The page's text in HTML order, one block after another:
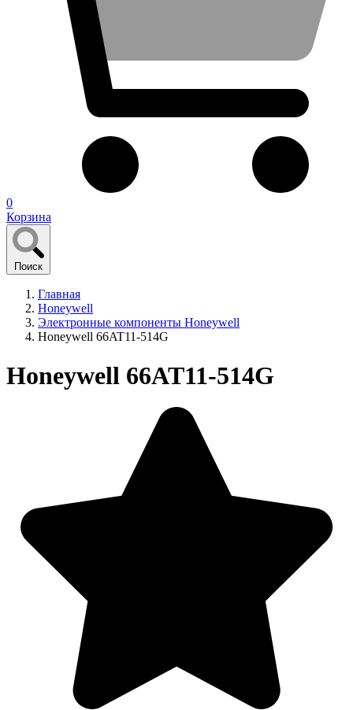
0
Корзина
Поиск
Главная
Honeywell
Электронные компоненты Honeywell
Honeywell 66AT11-514G
Honeywell 66AT11-514G